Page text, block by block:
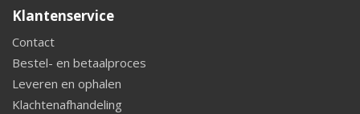
Klantenservice
Contact
Bestel- en betaalproces
Leveren en ophalen
Klachtenafhandeling